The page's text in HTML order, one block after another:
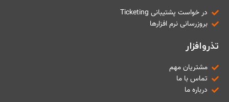
در خواست پشتیبانی Ticketing
بروزرسانی نرم افزارها
تذروافزار
مشتریان مهم
تماس با ما
درباره ما